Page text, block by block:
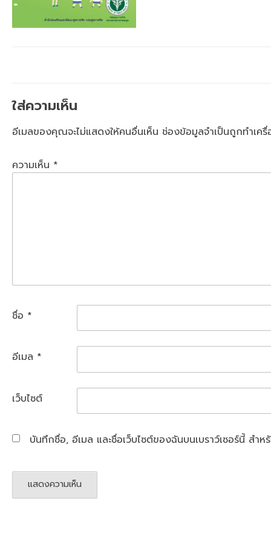
ใส่ความเห็น
อีเมลของคุณจะไม่แสดงให้คนอื่นเห็น ช่องข้อมูลจำเป็นถูกทำเค
ความเห็น *
ชื่อ *
อีเมล *
เว็บไซต์
บันทึกชื่อ, อีเมล และชื่อเว็บไซต์ของฉันบนเบราว์เซอร์นี้ สำ